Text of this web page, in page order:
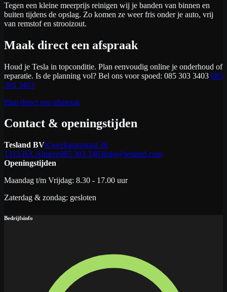
Tegen een kleine meerprijs reinigen wij je banden van binnen en
buiten tijdens de opslag. Zo komen ze weer fris onder je auto, vrij
van remstof en strooizout.
Maak direct een afspraak
Houd je Tesla in topconditie. Plan eenvoudig online je onderhoud of
reparatie. Is de planning vol? Bel ons voor spoed: 085 303 3403 085
303 3403
Plan direct een afspraak
Contact & openingstijden
Tesland BVKweekgrasstraat 36
1313 BX Almere085 303 3403info@tesland.com
Openingstijden
Maandag t/m Vrijdag: 8.30 - 17.00 uur
Zaterdag & zondag: gesloten
Bedrijfsinfo